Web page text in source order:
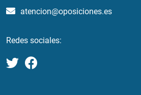
atencion@oposiciones.es
Redes sociales: